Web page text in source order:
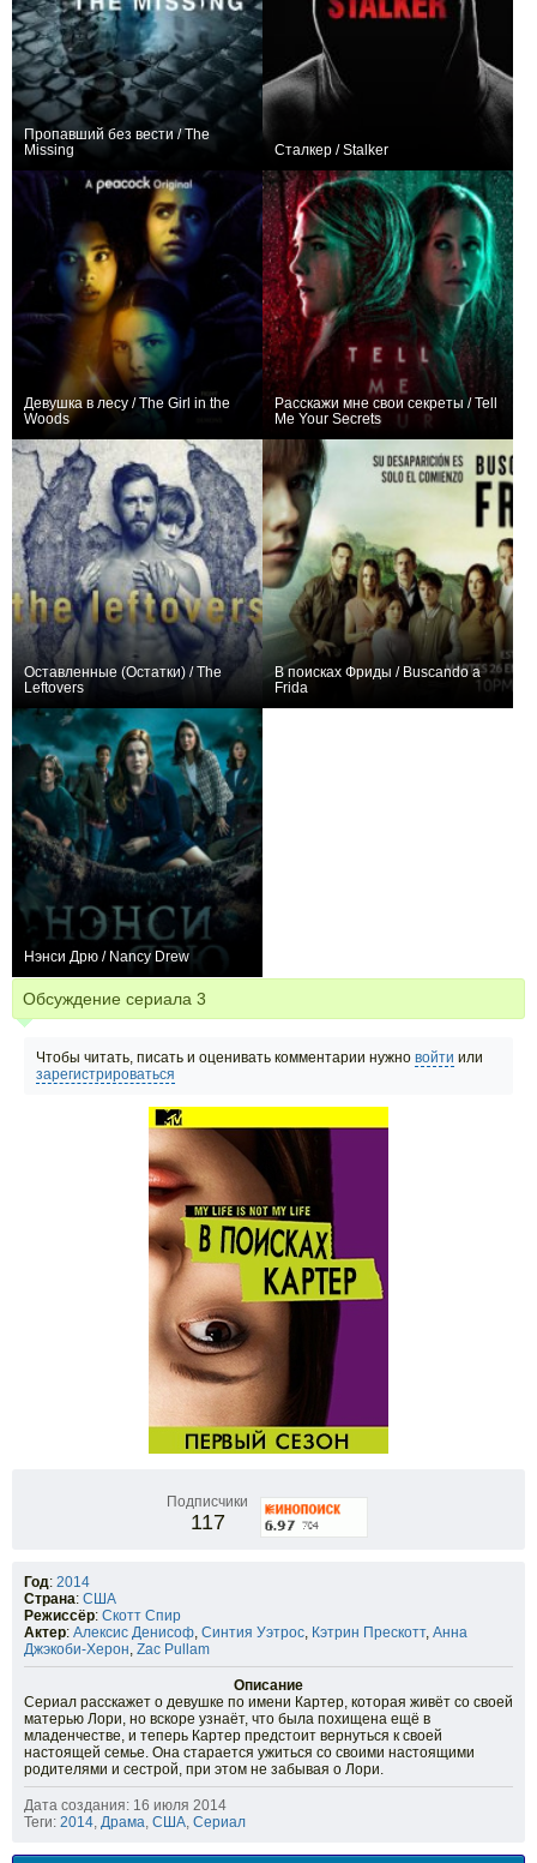
Пропавший без вести / The
Missing
Сталкер / Stalker
Девушка в лесу / The Girl in the
Woods
Расскажи мне свои секреты / Tell
Me Your Secrets
Оставленные (Остатки) / The
Leftovers
В поисках Фриды / Buscando a
Frida
Нэнси Дрю / Nancy Drew
Обсуждение сериала 3
Чтобы читать, писать и оценивать комментарии нужно войти или
зарегистрироваться
Подписчики
117
Год: 2014
Страна: США
Режиссёр: Скотт Спир
Актер: Алексис Денисоф, Синтия Уэтрос, Кэтрин Прескотт, Анна
Джэкоби-Херон, Zac Pullam
Описание
Сериал расскажет о девушке по имени Картер, которая живёт со своей
матерью Лори, но вскоре узнаёт, что была похищена ещё в
младенчестве, и теперь Картер предстоит вернуться к своей
настоящей семье. Она старается ужиться со своими настоящими
родителями и сестрой, при этом не забывая о Лори.
Дата создания: 16 июля 2014
Теги: 2014, Драма, США, Сериал